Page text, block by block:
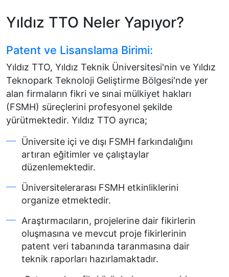
Yıldız TTO Neler Yapıyor?
Patent ve Lisanslama Birimi:
Yıldız TTO, Yıldız Teknik Üniversitesi'nin ve Yıldız
Teknopark Teknoloji Geliştirme Bölgesi'nde yer
alan firmaların fikri ve sınai mülkiyet hakları
(FSMH) süreçlerini profesyonel şekilde
yürütmektedir. Yıldız TTO ayrıca;
Üniversite içi ve dışı FSMH farkındalığını
artıran eğitimler ve çalıştaylar
düzenlemektedir.
Üniversitelerarası FSMH etkinliklerini
organize etmektedir.
Araştırmacıların, projelerine dair fikirlerin
oluşmasına ve mevcut proje fikirlerinin
patent veri tabanında taranmasına dair
teknik raporları hazırlamaktadır.